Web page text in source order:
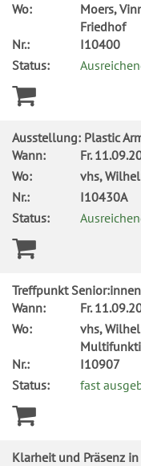
Wo:
Moers,
Friedhof
Nr.:
I10400
Status:
Ausstellung: Plastic
Wann:
Fr.
Wo:
vhs,
Nr.:
I10430A
Status:
Treffpunkt
Wann:
Fr.
Wo:
vhs,
Nr.:
I10907
Status:
fast
Klarheit und Präsenz